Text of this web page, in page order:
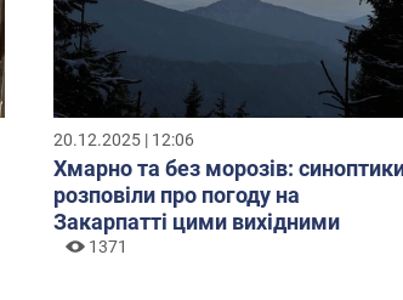
20.12.2025 | 12:06
Хмарно та без морозів:
розповіли про погоду на
Закарпатті цими вихідними
1371